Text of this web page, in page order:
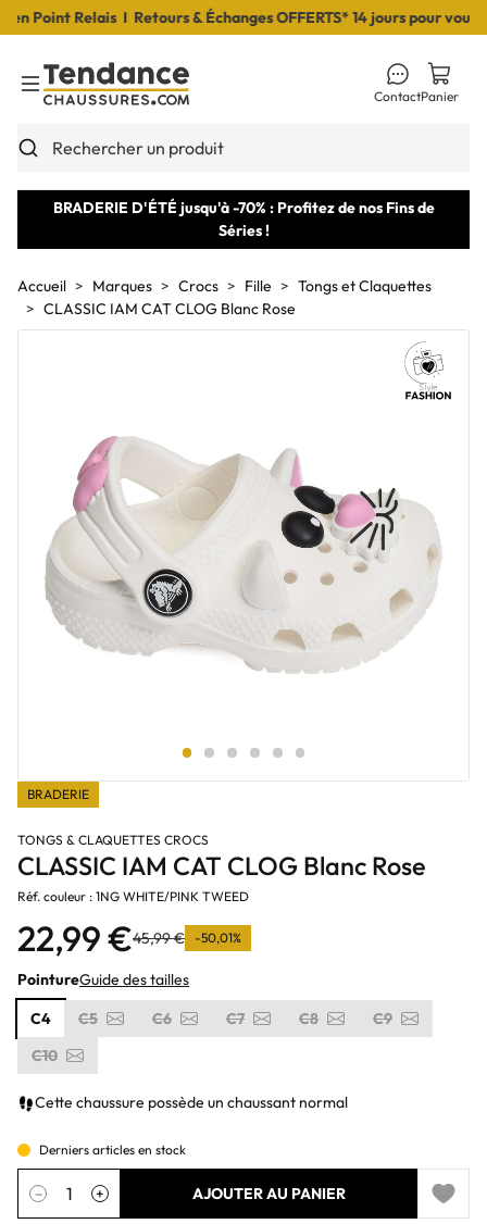
Point Relais I Retours & Échanges OFFERTS* 14 jours pour vous
Toggle Menu
Rechercher un produit
ContactPanier
BRADERIE D'ÉTÉ jusqu'à -70% : Profitez de nos Fins de
Séries !
Accueil Marques Crocs Fille
Tongs et Claquettes
CLASSIC IAM CAT CLOG Blanc Rose
BRADERIE
TONGS & CLAQUETTES CROCS
CLASSIC IAM CAT CLOG Blanc Rose
Réf. couleur : 1NG WHITE/PINK TWEED
22,99 €45,99 € -50,01%
PointureGuide des tailles
C4
C5 C6 C7 C8
C9
C10
Cette chaussure possède un chaussant normal
Derniers articles en stock
Quantité
− + AJOUTER AU PANIER
Add to